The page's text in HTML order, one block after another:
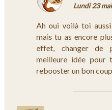
Lundi 23
Ah oui voilà toi
mais tu as encore
effet, changer de
meilleure idée
rebooster un bon